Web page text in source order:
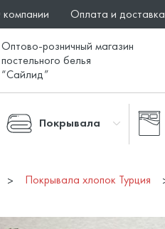
Оплата и доставка
Оптово-розничный магазин
постельного белья
“Сайлид”
Покрывала
Покрывала хлопок Турция